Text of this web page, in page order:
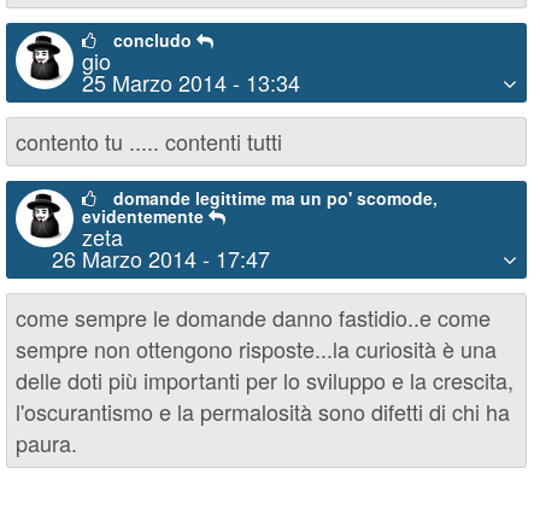
concludo
gio
25 Marzo 2014 - 13:34
contento tu ..... contenti tutti
domande legittime ma un po' scomode,
evidentemente
zeta
26 Marzo 2014 - 17:47
come sempre le domande danno fastidio..e come
sempre non ottengono risposte...la curiosità è una
delle doti più importanti per lo sviluppo e la crescita,
l'oscurantismo e la permalosità sono difetti di chi ha
paura.